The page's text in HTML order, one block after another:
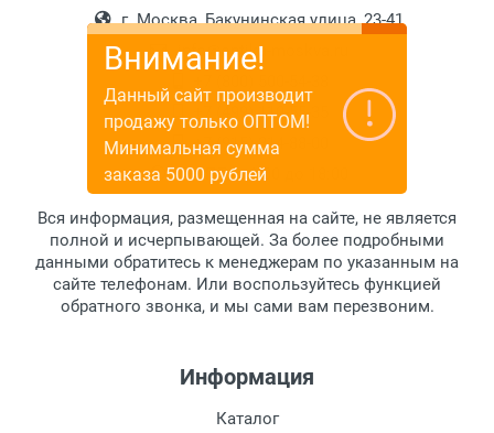
г. Москва, Бакунинская улица, 23-41
info@optika-moskva.ru
+7 (499) 110-55-35
+7 (915) 314-88-00
ПН-ПТ: с 9:00 до 18:00
Вся информация, размещенная на сайте, не является
полной и исчерпывающей. За более подробными
данными обратитесь к менеджерам по указанным на
сайте телефонам. Или воспользуйтесь функцией
обратного звонка, и мы сами вам перезвоним.
Информация
Каталог
Внимание!
Данный сайт производит
продажу только ОПТОМ!
Минимальная сумма
заказа 5000 рублей